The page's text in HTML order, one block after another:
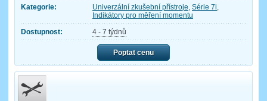
Kategorie: Univerzální zkušební přístroje, Série 7i,
Indikátory pro měření momentu
Dostupnost:
4 - 7 týdnů
Poptat cenu